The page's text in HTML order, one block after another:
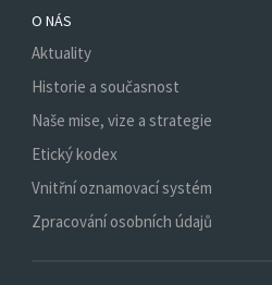
O NÁS
Aktuality
Historie a současnost
Naše mise, vize a strategie
Etický kodex
Vnitřní oznamovací systém
Zpracování osobních údajů